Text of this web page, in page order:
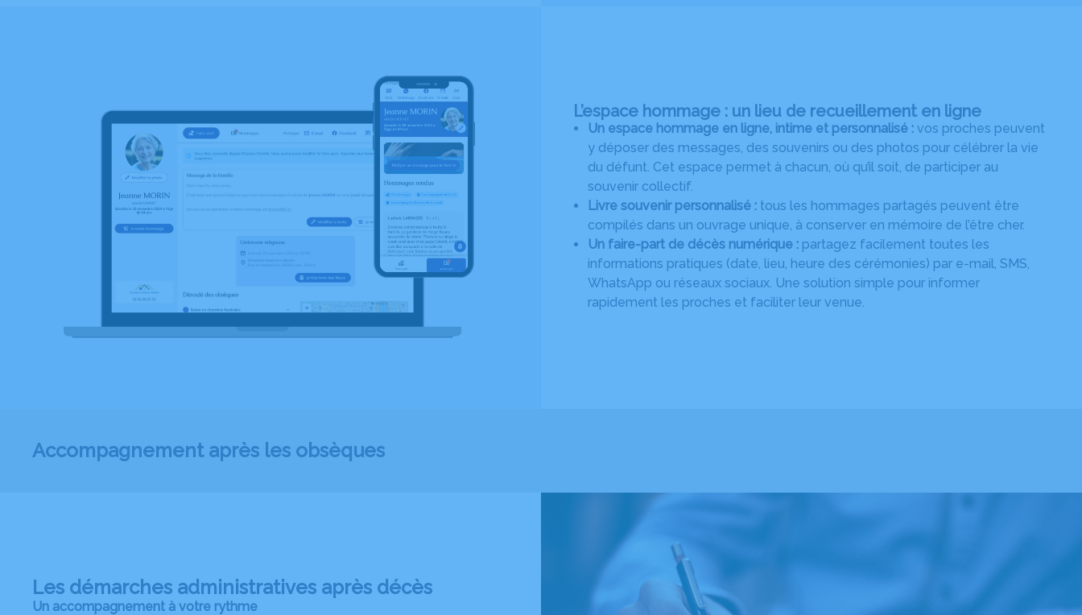
L’espace hommage : un lieu de recueillement en ligne
Un espace hommage en ligne, intime et personnalisé : vos proches peuvent
y déposer des messages, des souvenirs ou des photos pour célébrer la vie
du défunt. Cet espace permet à chacun, où qu’il soit, de participer au
souvenir collectif.
Livre souvenir personnalisé : tous les hommages partagés peuvent être
compilés dans un ouvrage unique, à conserver en mémoire de l’être cher.
Un faire-part de décès numérique : partagez facilement toutes les
informations pratiques (date, lieu, heure des cérémonies) par e-mail, SMS,
WhatsApp ou réseaux sociaux. Une solution simple pour informer
rapidement les proches et faciliter leur venue.
Accompagnement après les obsèques
Les démarches administratives après décès
Un accompagnement à votre rythme